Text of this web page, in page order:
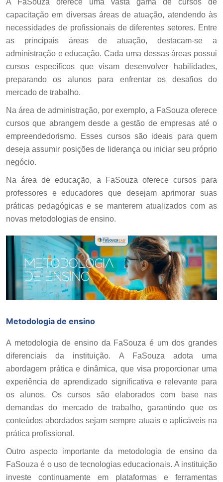
capacitação em diversas áreas de atuação, atendendo às
necessidades de profissionais de diferentes setores. Entre
as principais áreas de atuação, destacam-se a
administração e educação. Cada uma dessas áreas possui
cursos específicos que visam desenvolver habilidades,
preparando os alunos para enfrentar os desafios do
mercado de trabalho.
Na área de administração, por exemplo, a FaSouza oferece
cursos que abrangem desde a gestão de empresas até o
empreendedorismo. Esses cursos são ideais para quem
deseja assumir posições de liderança ou iniciar seu próprio
negócio.
Na área de educação, a FaSouza oferece cursos para
professores e educadores que desejam aprimorar suas
práticas pedagógicas e se manterem atualizados com as
novas metodologias de ensino.
Metodologia de ensino
A metodologia de ensino da FaSouza é um dos grandes
diferenciais da instituição. A FaSouza adota uma
abordagem prática e dinâmica, que visa proporcionar uma
experiência de aprendizado significativa e relevante para
os alunos. Os cursos são elaborados com base nas
demandas do mercado de trabalho, garantindo que os
conteúdos abordados sejam sempre atuais e aplicáveis na
prática profissional.
Outro aspecto importante da metodologia de ensino da
FaSouza é o uso de tecnologias educacionais. A instituição
investe continuamente em plataformas e ferramentas